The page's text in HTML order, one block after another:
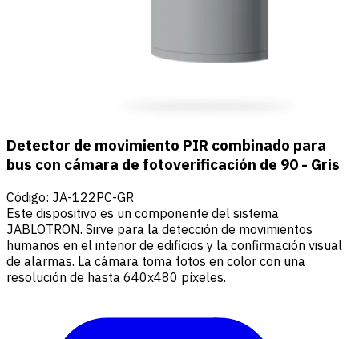
Detector de movimiento PIR combinado para
bus con cámara de fotoverificación de 90 - Gris
Código: JA-122PC-GR
Este dispositivo es un componente del sistema
JABLOTRON. Sirve para la detección de movimientos
humanos en el interior de edificios y la confirmación visual
de alarmas. La cámara toma fotos en color con una
resolución de hasta 640x480 píxeles.